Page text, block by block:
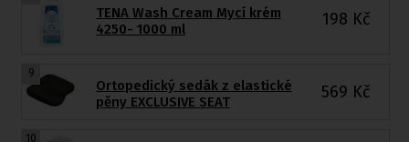
TENA Wash Cream Mycí krém
4250- 1000 ml
198 Kč
9
Ortopedický sedák z elastické
pěny EXCLUSIVE SEAT
569 Kč
10